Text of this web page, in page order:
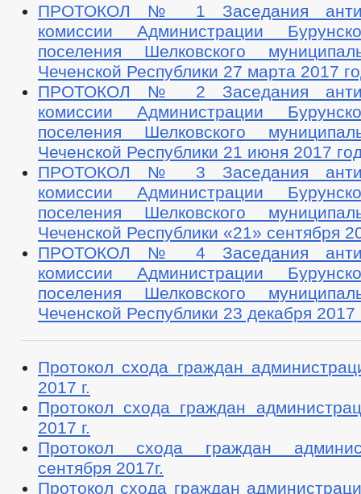
ПРОТОКОЛ № 1 Заседания
комиссии Администрации
поселения Шелковского
Чеченской Республики 27 марта 2017
ПРОТОКОЛ № 2 Заседания
комиссии Администрации
поселения Шелковского
Чеченской Республики 21 июня 2017
ПРОТОКОЛ № 3 Заседания
комиссии Администрации
поселения Шелковского
Чеченской Республики «21» сентября
ПРОТОКОЛ № 4 Заседания
комиссии Администрации
поселения Шелковского
Чеченской Республики 23 декабря 2017
Протокол схода граждан
2017 г.
Протокол схода граждан
2017 г.
Протокол схода граждан
сентября 2017г.
Протокол схода граждан